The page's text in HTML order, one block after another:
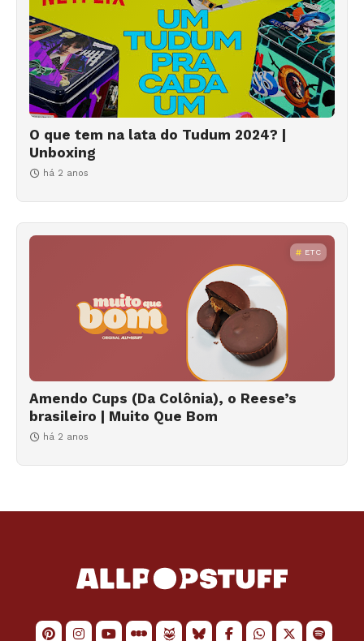
O que tem na lata do Tudum 2024? |
Unboxing
há 2 anos
ETC
Amendo Cups (Da Colônia), o Reese’s
brasileiro | Muito Que Bom
há 2 anos